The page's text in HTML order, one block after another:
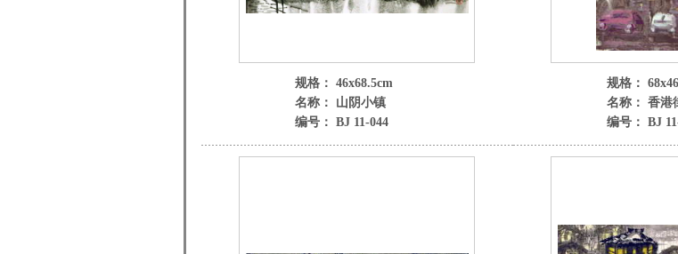
规格： 46x68.5cm
名称： 山阴小镇
编号： BJ 11-044
规格：
名称： 香港
编号： BJ